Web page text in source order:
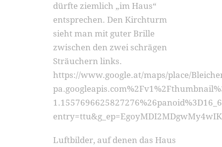
dürfte ziemlich „im Haus“
entsprechen. Den Kirchturm
sieht man mit guter Brille
zwischen den zwei schrägen
Sträuchern links.
https://www.google.at/maps/place/
Luftbilder, auf denen das Haus